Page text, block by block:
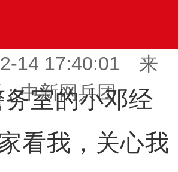
14 17:40:01 来
中新网兵团
室的小邓经
看我，关心我